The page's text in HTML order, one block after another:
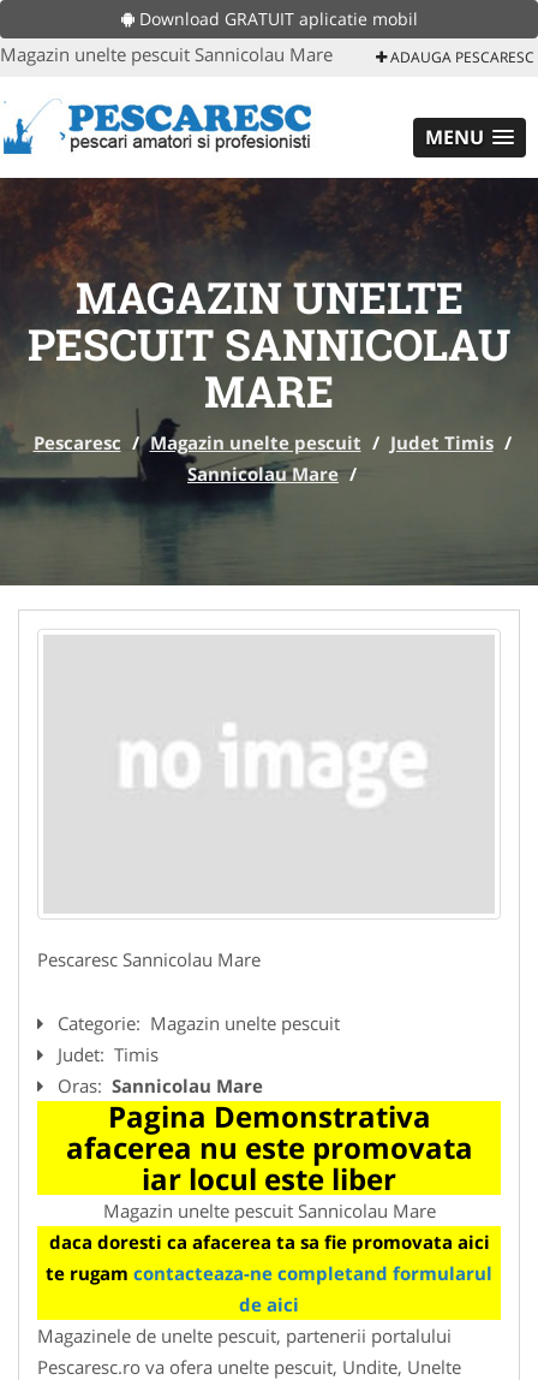
Download GRATUIT aplicatie mobil
Magazin unelte pescuit Sannicolau Mare ADAUGA PESCARESC
MENU
MAGAZIN UNELTE
PESCUIT SANNICOLAU
MARE
Pescaresc / Magazin unelte pescuit / Judet Timis /
Sannicolau Mare /
Pescaresc Sannicolau Mare
Categorie: Magazin unelte pescuit
Judet: Timis
Oras: Sannicolau Mare
Pagina Demonstrativa
afacerea nu este promovata
iar locul este liber
Magazin unelte pescuit Sannicolau Mare
daca doresti ca afacerea ta sa fie promovata aici
te rugam contacteaza-ne completand formularul
de aici
Magazinele de unelte pescuit, partenerii portalului
Pescaresc.ro va ofera unelte pescuit, Undite, Unelte